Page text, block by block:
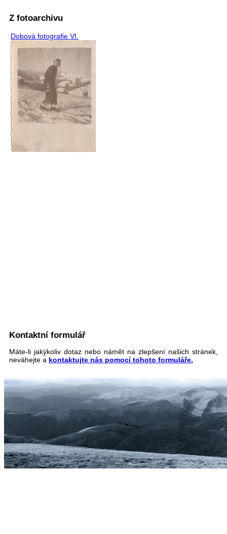
Z fotoarchivu
Dobová fotografie VI.
Kontaktní formulář
Máte-li jakýkoliv dotaz nebo námět na zlepšení našich stránek,
neváhejte a kontaktujte nás pomocí tohoto formuláře.